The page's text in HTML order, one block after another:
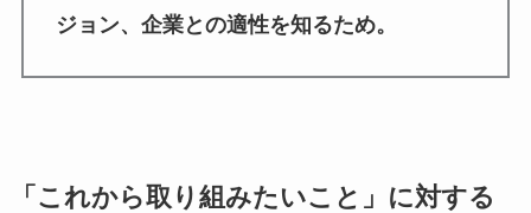
ジョン、企業との適性を知るため。
「これから取り組みたいこと」に対する